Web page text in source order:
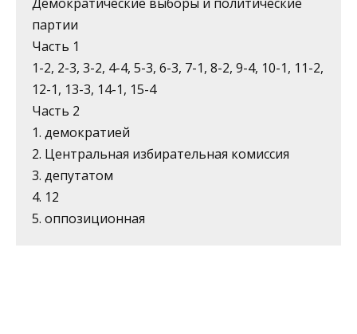
Демократические выборы и политические
партии
Часть 1
1-2, 2-3, 3-2, 4-4, 5-3, 6-3, 7-1, 8-2, 9-4, 10-1, 11-2,
12-1, 13-3, 14-1, 15-4
Часть 2
1. демократией
2. Центральная избирательная комиссия
3. депутатом
4. 12
5. оппозиционная